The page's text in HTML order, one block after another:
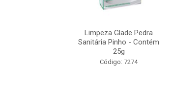
Limpeza Glade Pedra
Sanitária Pinho - Contém
25g
Código: 7274